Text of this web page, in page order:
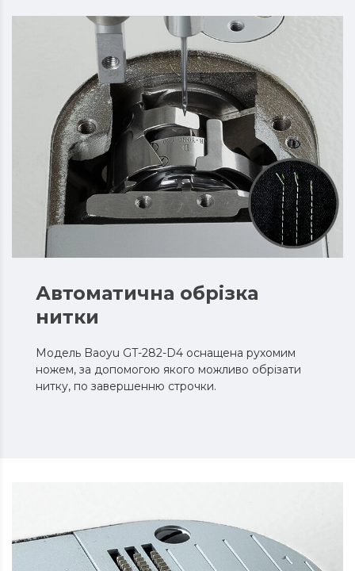
Автоматична обрізка
нитки
Модель Baoyu GT-282-D4 оснащена рухомим
ножем, за допомогою якого можливо обрізати
нитку, по завершенню строчки.